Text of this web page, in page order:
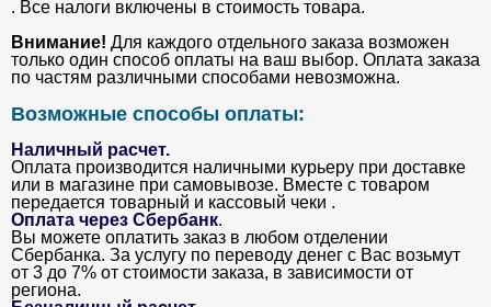
. Все налоги включены в стоимость товара.
Внимание! Для каждого отдельного заказа возможен
только один способ оплаты на ваш выбор. Оплата заказа
по частям различными способами невозможна.
Возможные способы оплаты:
Наличный расчет.
Оплата производится наличными курьеру при доставке
или в магазине при самовывозе. Вместе с товаром
передается товарный и кассовый чеки .
Оплата через Сбербанк.
Вы можете оплатить заказ в любом отделении
Сбербанка. За услугу по переводу денег с Вас возьмут
от 3 до 7% от стоимости заказа, в зависимости от
региона.